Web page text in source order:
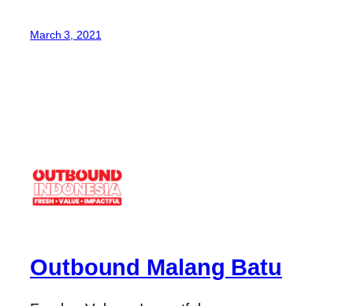
March 3, 2021
Outbound Malang Batu